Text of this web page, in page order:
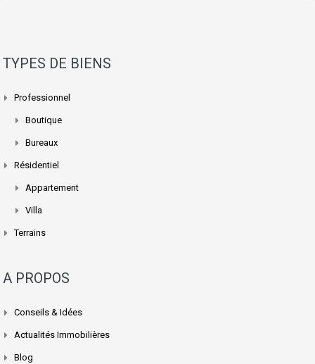
TYPES DE BIENS
Professionnel
Boutique
Bureaux
Résidentiel
Appartement
Villa
Terrains
A PROPOS
Conseils & Idées
Actualités Immobilières
Blog